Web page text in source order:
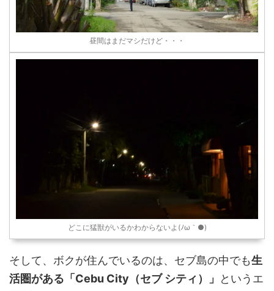
昼間はまだマシだけど・・・
どこに猛獣がいるかわからないよ(ﾉω｀●)
そして、ボクが住んでいるのは、セブ島の中でも生
活圏がある「Cebu City（セブ シティ）」というエ
リア。